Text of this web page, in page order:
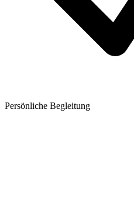
Persönliche Begleitung